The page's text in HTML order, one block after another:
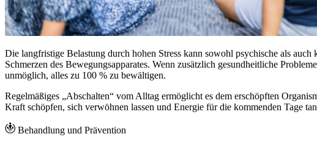
Die langfristige Belastung durch hohen Stress kann sowohl psychische als
Schmerzen des Bewegungsapparates. Wenn zusätzlich gesundheitliche
unmöglich, alles zu 100 % zu bewältigen.
Regelmäßiges „Abschalten“ vom Alltag ermöglicht es dem erschöpften
Kraft schöpfen, sich verwöhnen lassen und Energie für die kommenden Tage
Behandlung und Prävention